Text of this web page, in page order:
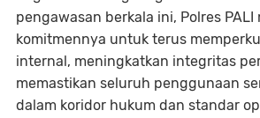
pengawasan berkala ini, Polres PALI
komitmennya untuk terus
internal, meningkatkan integritas
memastikan seluruh penggunaan
dalam koridor hukum dan standar